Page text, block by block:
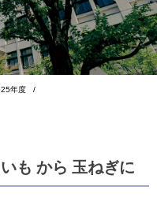
年度
も から 玉ねぎに